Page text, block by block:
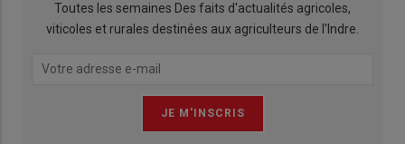
Toutes les semaines Des faits d'actualités agricoles,
viticoles et rurales destinées aux agriculteurs de l'Indre.